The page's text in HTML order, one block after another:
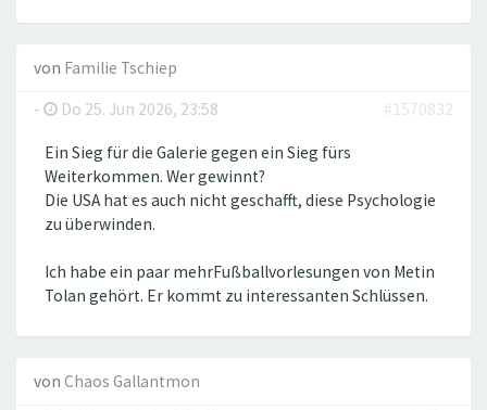
von Familie Tschiep
-
Do 25. Jun 2026, 23:58 #1570832
Ein Sieg für die Galerie gegen ein Sieg fürs
Weiterkommen. Wer gewinnt?
Die USA hat es auch nicht geschafft, diese Psychologie
zu überwinden.
Ich habe ein paar mehrFußballvorlesungen von Metin
Tolan gehört. Er kommt zu interessanten Schlüssen.
von Chaos Gallantmon